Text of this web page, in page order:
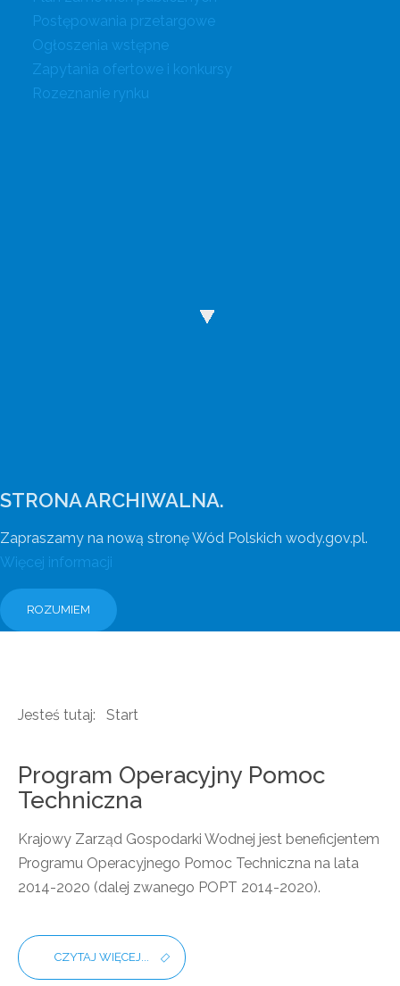
Postępowania przetargowe
Ogłoszenia wstępne
Zapytania ofertowe i konkursy
Rozeznanie rynku
STRONA ARCHIWALNA.
Zapraszamy na nową stronę Wód Polskich wody.gov.pl.
Więcej informacji
ROZUMIEM
Jesteś tutaj: Start
Program Operacyjny Pomoc
Techniczna
Krajowy Zarząd Gospodarki Wodnej jest beneficjentem
Programu Operacyjnego Pomoc Techniczna na lata
2014-2020 (dalej zwanego POPT 2014-2020).
CZYTAJ WIĘCEJ...